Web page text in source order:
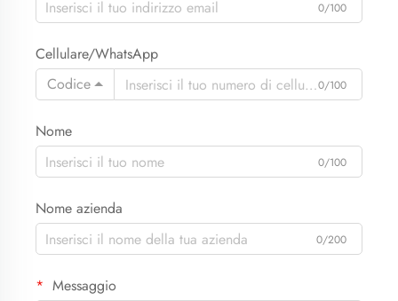
0/100
Cellulare/WhatsApp
Codice
0/100
Nome
0/100
Nome azienda
0/200
Messaggio